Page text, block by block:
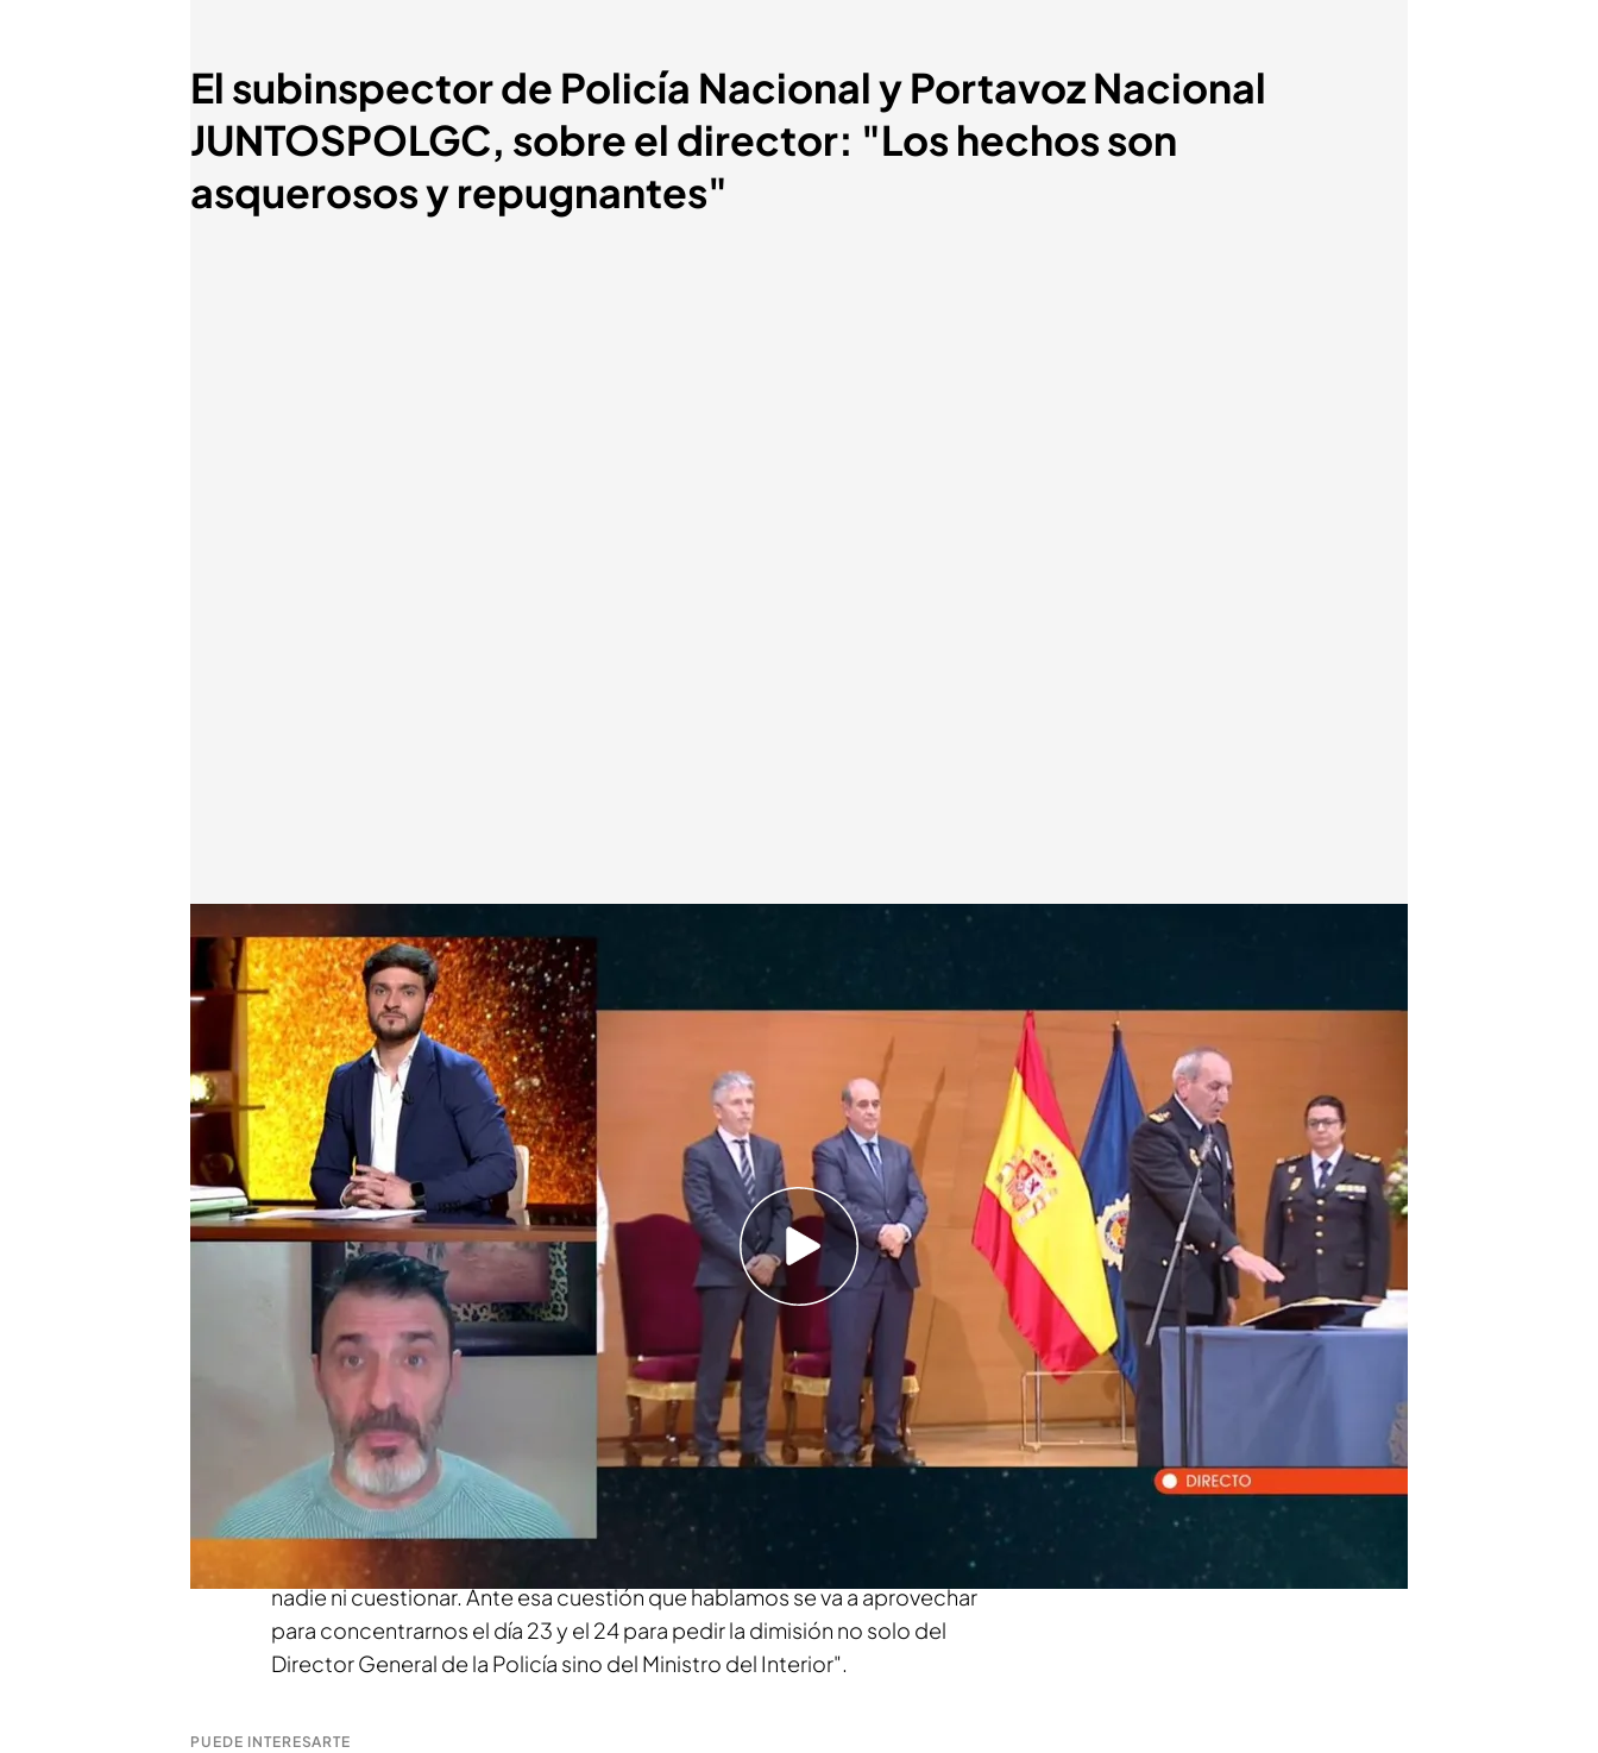
El subinspector de Policía Nacional y Portavoz Nacional
JUNTOSPOLGC, sobre el director: "Los hechos son
asquerosos y repugnantes"
Lara Guerra
20 FEB 2026 - 00:28h.
Iker Jiménez y Carmen Porter celebran la continuidad del diario con un
emotivo mensaje: “El efecto es grande”
Compartir
Alfredo Perdiguero, subinspector de Policía Nacional y Portavoz
Nacional JUNTOSPOLGC,comparece en el directo de 'Horizonte'
después de darse a conocer que el director de la Policía fue informado de
la agresión sexual de sus 'dos' hace 7 meses, en contra de lo que asegura
Marlaska.
Alfredo está a punto de cumplir 40 años sirviendo a la Policía y detalla que
"siempre respetando la presunción de inocencia, pero
los hechos
mencionados son asquerosos y repugnantes
, eso no lo puede decir
nadie ni cuestionar. Ante esa cuestión que hablamos se va a aprovechar
para concentrarnos el día 23 y el 24 para pedir la dimisión no solo del
Director General de la Policía sino del Ministro del Interior".
PUEDE INTERESARTE